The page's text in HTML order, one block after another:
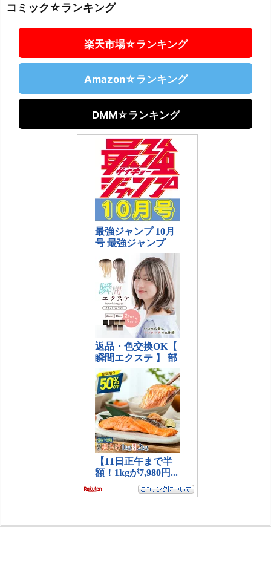
コミック☆ランキング
楽天市場☆ランキング
Amazon☆ランキング
DMM☆ランキング